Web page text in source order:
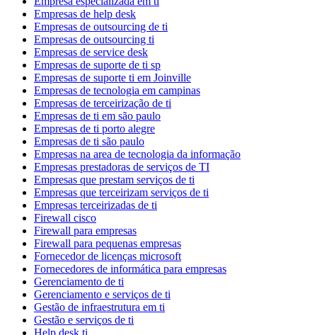
Empresas de help desk
Empresas de outsourcing de ti
Empresas de outsourcing ti
Empresas de service desk
Empresas de suporte de ti sp
Empresas de suporte ti em Joinville
Empresas de tecnologia em campinas
Empresas de terceirização de ti
Empresas de ti em são paulo
Empresas de ti porto alegre
Empresas de ti são paulo
Empresas na area de tecnologia da informação
Empresas prestadoras de serviços de TI
Empresas que prestam serviços de ti
Empresas que terceirizam serviços de ti
Empresas terceirizadas de ti
Firewall cisco
Firewall para empresas
Firewall para pequenas empresas
Fornecedor de licenças microsoft
Fornecedores de informática para empresas
Gerenciamento de ti
Gerenciamento e serviços de ti
Gestão de infraestrutura em ti
Gestão e serviços de ti
Help desk ti